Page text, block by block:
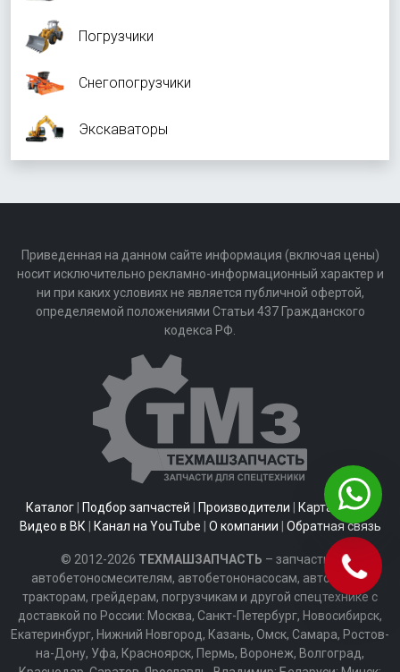
Погрузчики
Снегопогрузчики
Экскаваторы
Приведенная на данном сайте информация (включая цены)
носит исключительно рекламно-информационный характер и
ни при каких условиях не является публичной офертой,
определяемой положениями Статьи 437 Гражданского
кодекса РФ.
Каталог| Подбор запчастей | Производители | Карта сайта
Видео в ВК | Канал на YouTube | О компании | Обратная связь
© 2012-2026 ТЕХМАШЗАПЧАСТЬ – запчасти к
автобетоносмесителям, автобетононасосам, автобусам,
тракторам, грейдерам, погрузчикам и другой спецтехнике с
доставкой по России: Москва, Санкт-Петербург, Новосибирск,
Екатеринбург, Нижний Новгород, Казань, Омск, Самара, Ростов-
на-Дону, Уфа, Красноярск, Пермь, Воронеж, Волгоград,